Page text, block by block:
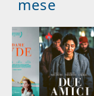
mese